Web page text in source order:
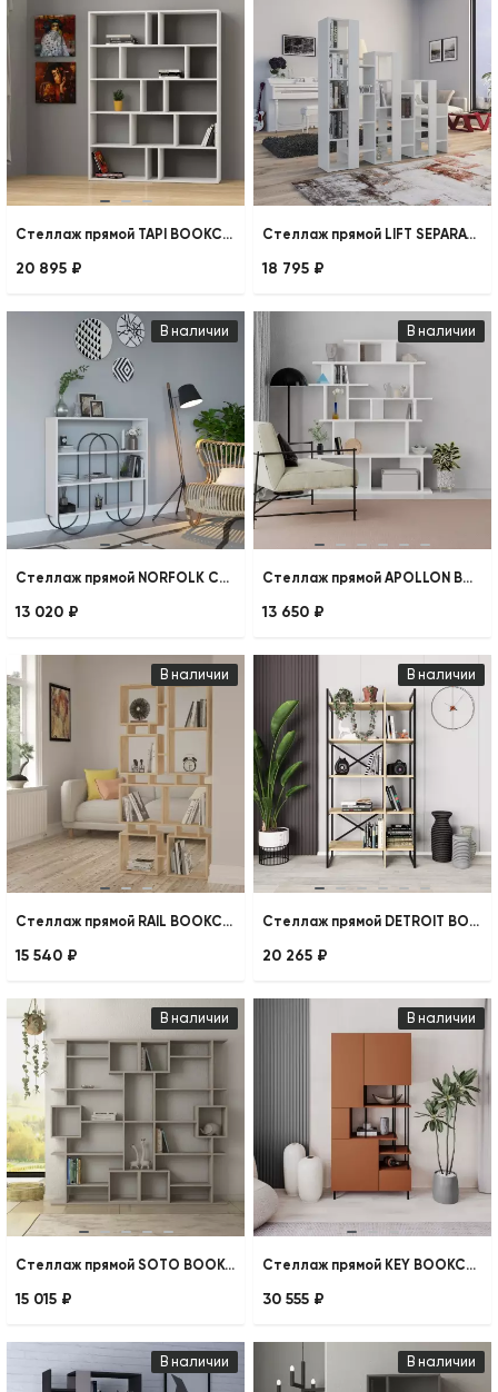
Стеллаж прямой TAPI BOOKCASE SET OF 2
20 895 ₽
Стеллаж прямой LIFT SEPARATOR BOOKCASE
18 795 ₽
В наличии
Стеллаж прямой NORFOLK CONSOLE
13 020 ₽
В наличии
Стеллаж прямой APOLLON BOOKCASE
13 650 ₽
В наличии
Стеллаж прямой RAIL BOOKCASE NO.1
15 540 ₽
В наличии
Стеллаж прямой DETROIT BOOKCASE
20 265 ₽
В наличии
Стеллаж прямой SOTO BOOKCASE
15 015 ₽
В наличии
Стеллаж прямой KEY BOOKCASE
30 555 ₽
В наличии В наличии